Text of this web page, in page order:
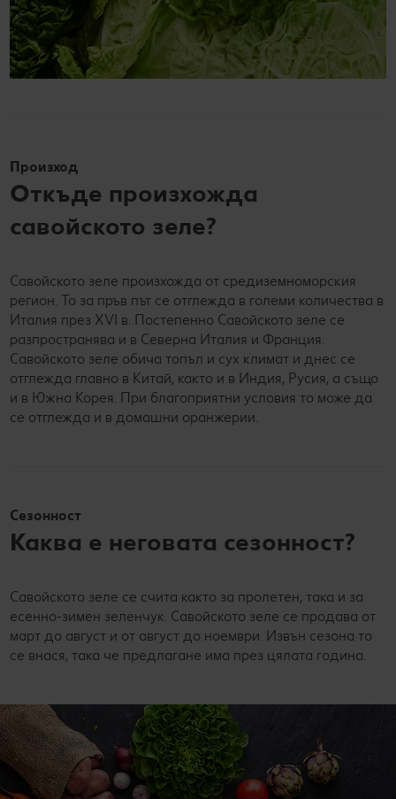
Произход
Откъде произхожда
савойското зеле?
Савойското зеле произхожда от средиземноморския
регион. То за пръв път се отглежда в големи количества в
Италия през XVI в. Постепенно Савойското зеле се
разпространява и в Северна Италия и Франция.
Савойското зеле обича топъл и сух климат и днес се
отглежда главно в Китай, както и в Индия, Русия, а също
и в Южна Корея. При благоприятни условия то може да
се отглежда и в домашни оранжерии.
Сезонност
Каква е неговата сезонност?
Савойското зеле се счита както за пролетен, така и за
есенно-зимен зеленчук. Савойското зеле се продава от
март до август и от август до ноември. Извън сезона то
се внася, така че предлагане има през цялата година.